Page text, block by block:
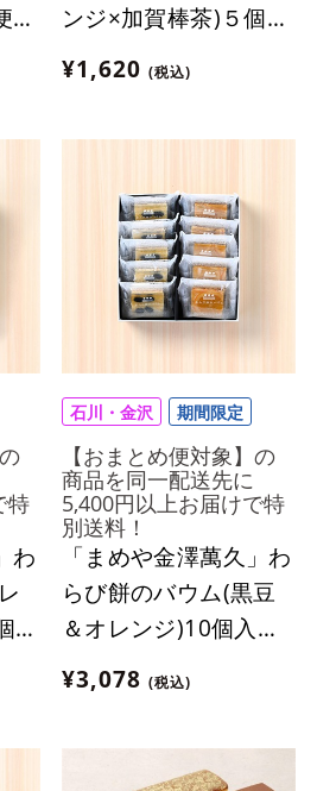
対
ンジ×加賀棒茶)５個入
【おまとめ便対象】
¥1,620 (税込)
特
わ
入
石川・金沢 期間限定
【おまとめ便対象】の
商品を同一配送先に
5,400円以上お届けで特
別送料！
「まめや金澤萬久」わ
らび餅のバウム(黒豆
＆オレンジ)10個入
【おまとめ便対象】
¥3,078 (税込)